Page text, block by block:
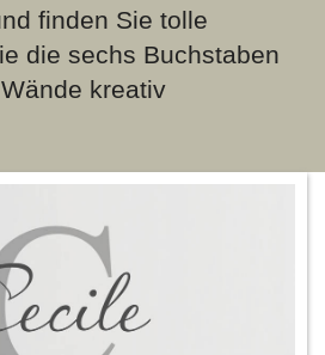
finden Sie tolle
die sechs Buchstaben
kreativ